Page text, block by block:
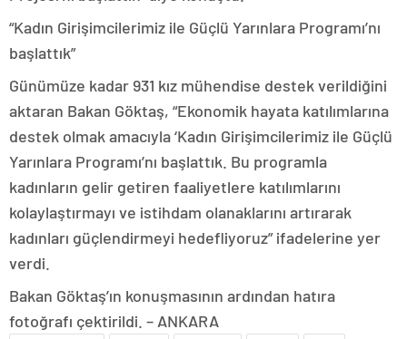
“Kadın Girişimcilerimiz ile Güçlü Yarınlara Programı’nı
başlattık”
Günümüze kadar 931 kız mühendise destek verildiğini
aktaran Bakan Göktaş, “Ekonomik hayata katılımlarına
destek olmak amacıyla ‘Kadın Girişimcilerimiz ile Güçlü
Yarınlara Programı’nı başlattık. Bu programla
kadınların gelir getiren faaliyetlere katılımlarını
kolaylaştırmayı ve istihdam olanaklarını artırarak
kadınları güçlendirmeyi hedefliyoruz” ifadelerine yer
verdi.
Bakan Göktaş’ın konuşmasının ardından hatıra
fotoğrafı çektirildi. – ANKARA